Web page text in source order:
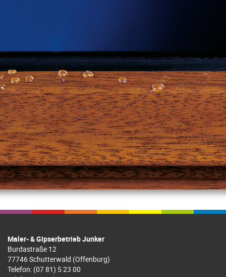
Maler- & Gipserbetrieb Junker
Burdastraße 12
77746 Schutterwald (Offenburg)
Telefon: (07 81) 5 23 00